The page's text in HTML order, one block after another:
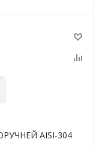
ДЛЯ ПОРУЧНЕЙ AISI-304